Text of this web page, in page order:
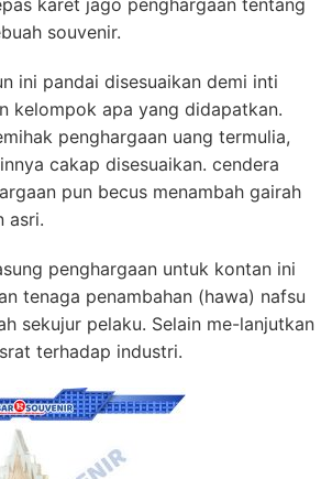
souvenir.
ini pandai disesuaikan demi inti
kelompok apa yang didapatkan.
penghargaan uang termulia,
cakap disesuaikan. cendera
pun becus menambah gairah
asri.
penghargaan untuk kontan ini
tenaga penambahan (hawa) nafsu
sekujur pelaku. Selain me-lanjutkan
terhadap industri.